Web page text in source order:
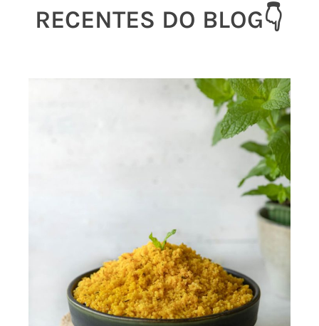
RECENTES DO BLOG👇